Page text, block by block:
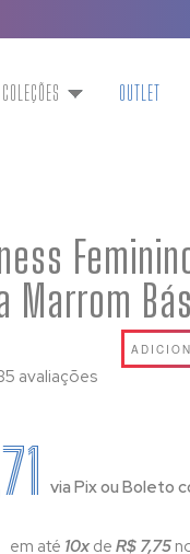
COLEÇÕES OUTLET
Marrom
avaliações
via Pix ou Boleto
em até 10xde R$ 7,75